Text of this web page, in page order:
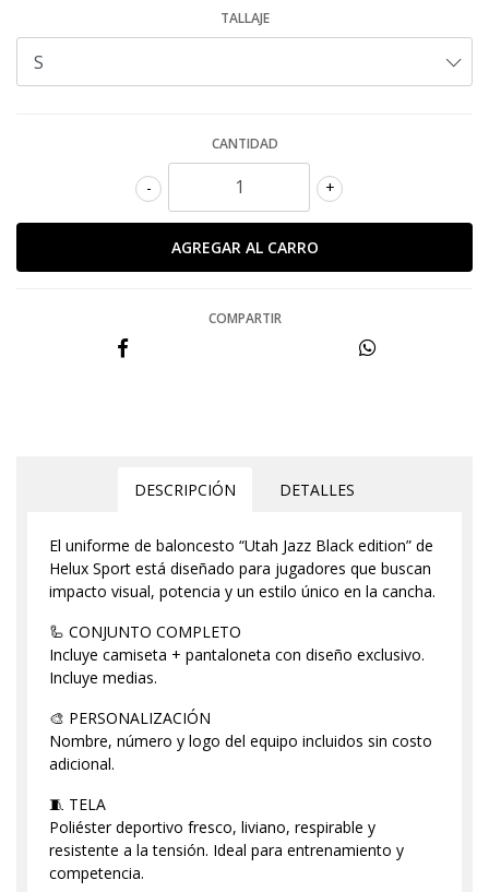
TALLAJE
CANTIDAD
+
-
COMPARTIR
DESCRIPCIÓN DETALLES
El uniforme de baloncesto “Utah Jazz Black edition” de
Helux Sport está diseñado para jugadores que buscan
impacto visual, potencia y un estilo único en la cancha.
🦾 CONJUNTO COMPLETO
Incluye camiseta + pantaloneta con diseño exclusivo.
Incluye medias.
🎨 PERSONALIZACIÓN
Nombre, número y logo del equipo incluidos sin costo
adicional.
🧵 TELA
Poliéster deportivo fresco, liviano, respirable y
resistente a la tensión. Ideal para entrenamiento y
competencia.